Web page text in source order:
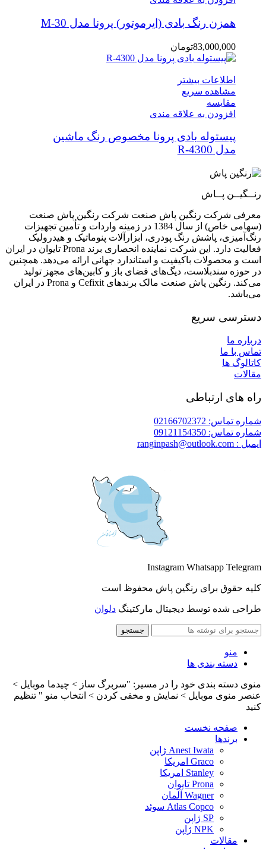
همزن رنگ بادی (ایرموتور) پرونا مدل M-30
83,000,000تومان
اطلاعات بیشتر
مشاهده سریع
مقایسه
افزودن به علاقه مندی
پیستوله بادی پرونا مخصوص رنگ ماشین
مدل R-4300
رنــگیــن پــاش
معرفی شرکت رنگین پاش صنعت شرکت رنگین پاش صنعت
(سهامی خاص) از سال 1384 در زمینه واردات و تأمین تجهیزات
رنگ‌آمیزی، پاشش رنگ پودری، ابزارآلات پنوماتیک و هیدرولیک
فعالیت دارد. این شرکت نماینده انحصاری برند Prona تایوان در ایران
است و محصولات باکیفیت و استاندارد جهانی ارائه می‌دهد. همچنین
در حوزه سندبلاست، دیگ‌های فضای باز و کابین‌های مجهز تولید
می‌کند. رنگین پاش صنعت مالک برندهای Cefixit و Prona در ایران
می‌باشد.
دسترسی سریع
درباره ما
تماس با ما
کاتالوگ ها
مقالات
راه های ارتباطی
شماره تماس: 02166702372
شماره تماس: 09121154350
ایمیل : ranginpash@outlook.com
Instagram Whatsapp Telegram
کلیه حقوق برای رنگین پاش محفوظ است
طراحی شده توسط دیجیتال مارکتینگ دلوان
جستجو
منو
دسته بندی ها
منوی دسته بندی خود را در مسیر: "سربرگ ساز > چیدما موبایل >
عنصر منوی موبایل > نمایش و مخفی کردن > انتخاب منو " تنظیم
کنید
صفحه نخست
برندها
Anest Iwata ژاپن
Graco امریکا
Stanley امریکا
Prona تایوان
Wagner آلمان
Atlas Copco سوئد
SP ژاپن
NPK ژاپن
مقالات